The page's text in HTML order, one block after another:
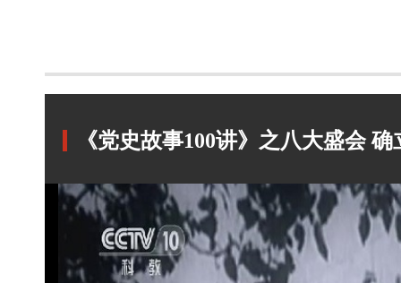
《党史故事100讲》之八大盛会 确